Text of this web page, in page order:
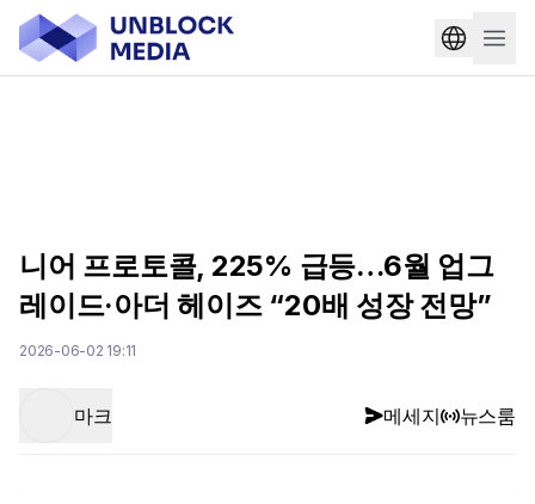
니어 프로토콜, 225% 급등…6월 업그
레이드·아더 헤이즈 “20배 성장 전망”
2026-06-02 19:11
마크 메세지 뉴스룸